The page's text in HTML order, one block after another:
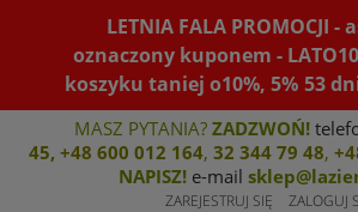
LETNIA FALA PROMOCJI
oznaczony kuponem -
koszyku taniej o10%, 5% 53
MASZ PYTANIA? ZADZWOŃ!
45, +48 600 012 164, 32 344 79 48, +4
NAPISZ! e-mail
ZAREJESTRUJ SIĘ ZALOGUJ